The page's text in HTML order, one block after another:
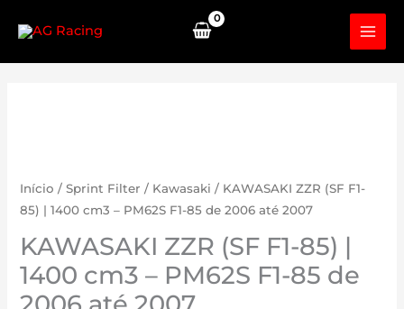
content
Início /Sprint Filter / Kawasaki / KAWASAKI ZZR (SF F1-
85) | 1400 cm3 – PM62S F1-85 de 2006 até 2007
KAWASAKI ZZR (SF F1-85) |
1400 cm3 – PM62S F1-85 de